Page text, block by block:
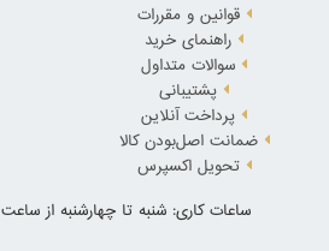
قوانین و مقررات
راهنمای خرید
سوالات متداول
پشتیبانی
پرداخت آنلاین
ضمانت اصل‌بودن کالا
تحویل اکسپرس
ساعات کاری: شنبه تا چهارشنبه از ساعت 8 صبح الی 17 عصر